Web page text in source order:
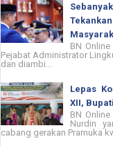
BN
Pejabat Administrator
dan diambi...
Lepas
XII,
BN
Nurdin
cabang gerakan Pramuka